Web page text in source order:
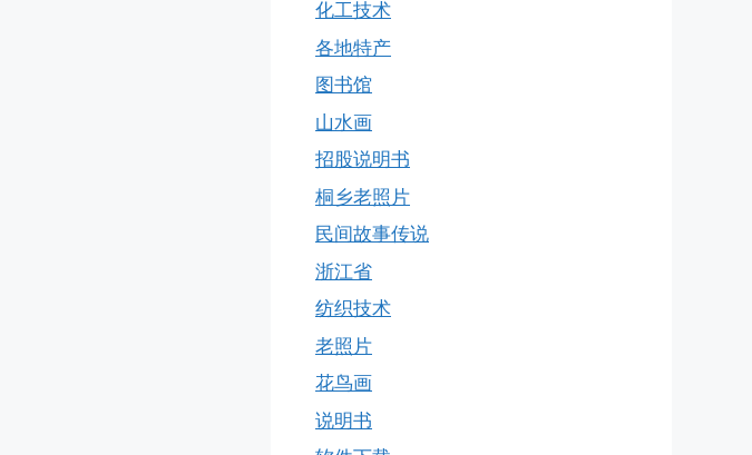
化工技术
各地特产
图书馆
山水画
招股说明书
桐乡老照片
民间故事传说
浙江省
纺织技术
老照片
花鸟画
说明书